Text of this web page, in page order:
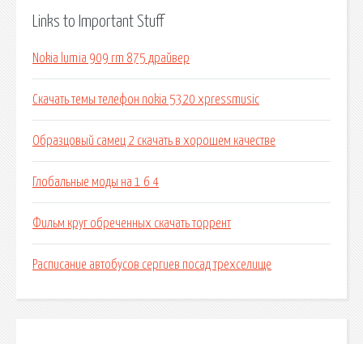
Links to Important Stuff
Nokia lumia 909 rm 875 драйвер
Скачать темы телефон nokia 5320 xpressmusic
Образцовый самец 2 скачать в хорошем качестве
Глобальные моды на 1 6 4
Фильм круг обреченных скачать торрент
Расписание автобусов сергиев посад трехселище